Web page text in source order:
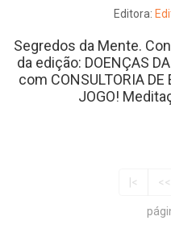
Editora:
Segredos da Mente.
da edição: DOENÇAS
com CONSULTORIA DE
JOGO!
|< <<